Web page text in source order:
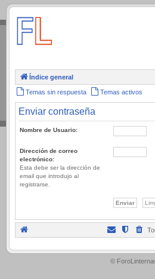
.
Índice general
Temas sin respuesta Temas activos
Enviar contraseña
Nombre de Usuario:
Dirección de correo
electrónico:
Esta debe ser la dirección de
email que introdujo al
registrarse.
.
©